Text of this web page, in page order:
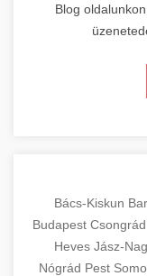
Blog
Bács-Kiskun
Budapest Csongrád
Heves Jász-
Nógrád Pest